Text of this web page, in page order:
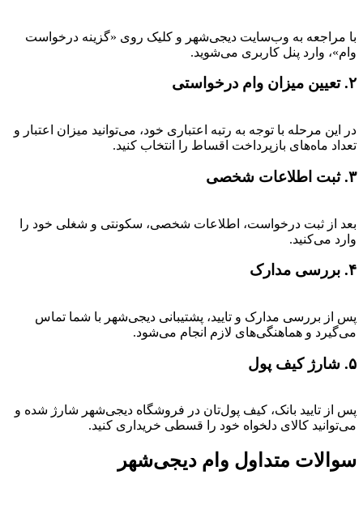
با مراجعه به وب‌سایت دیجی‌شهر و کلیک روی «گزینه درخواست
وام»، وارد پنل کاربری می‌شوید.
۲. تعیین میزان وام درخواستی
در این مرحله با توجه به رتبه اعتباری خود، می‌توانید میزان اعتبار و
تعداد ماه‌های بازپرداخت اقساط را انتخاب کنید.
۳. ثبت اطلاعات شخصی
بعد از ثبت درخواست، اطلاعات شخصی، سکونتی و شغلی خود را
وارد می‌کنید.
۴. بررسی مدارک
پس از بررسی مدارک و تایید، پشتیبانی دیجی‌شهر با شما تماس
می‌گیرد و هماهنگی‌های لازم انجام می‌شود.
۵. شارژ کیف پول
پس از تایید بانک، کیف پول‌تان در فروشگاه دیجی‌شهر شارژ شده و
می‌توانید کالای دلخواه خود را قسطی خریداری کنید.
سوالات متداول وام دیجی‌شهر